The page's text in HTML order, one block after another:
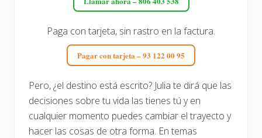
Paga con tarjeta, sin rastro en la factura.
Pagar con tarjeta – 93 122 00 95
Pero, ¿el destino está escrito? Julia te dirá que las
decisiones sobre tu vida las tienes tú y en
cualquier momento puedes cambiar el trayecto y
hacer las cosas de otra forma. En temas